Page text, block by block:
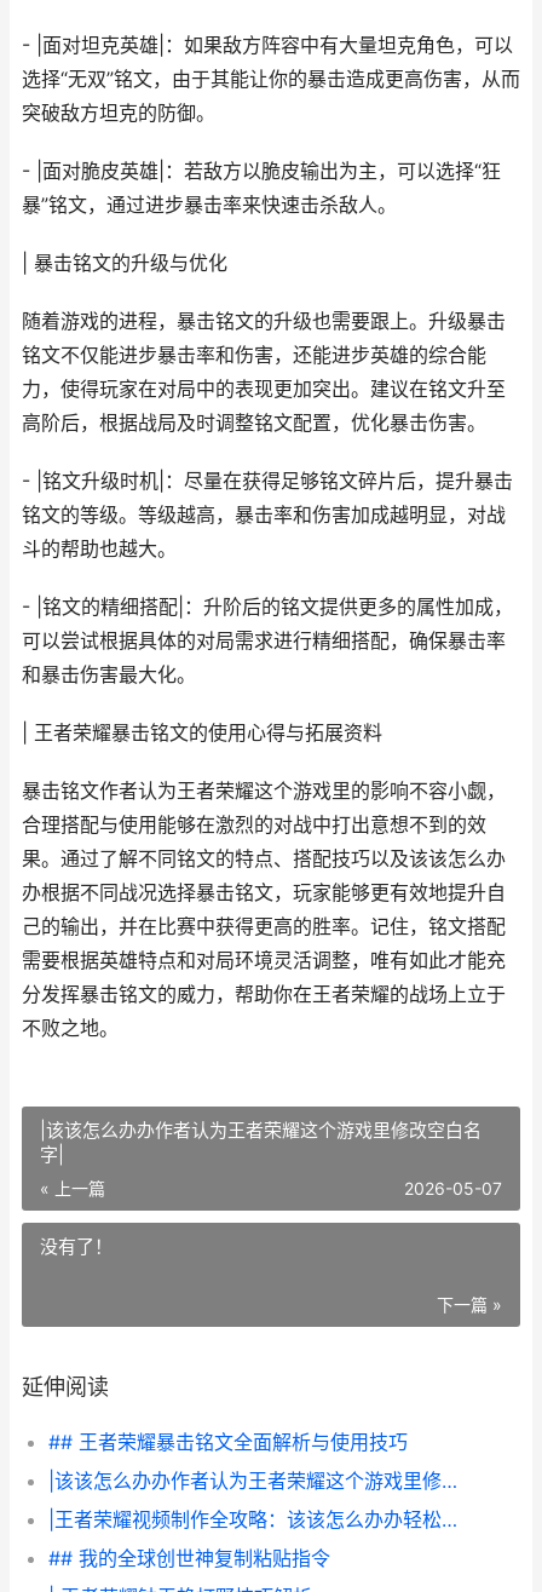
- |面对坦克英雄|：如果敌方阵容中有大量坦克角色，可以
选择“无双”铭文，由于其能让你的暴击造成更高伤害，从而
突破敌方坦克的防御。
- |面对脆皮英雄|：若敌方以脆皮输出为主，可以选择“狂
暴”铭文，通过进步暴击率来快速击杀敌人。
| 暴击铭文的升级与优化
随着游戏的进程，暴击铭文的升级也需要跟上。升级暴击
铭文不仅能进步暴击率和伤害，还能进步英雄的综合能
力，使得玩家在对局中的表现更加突出。建议在铭文升至
高阶后，根据战局及时调整铭文配置，优化暴击伤害。
- |铭文升级时机|：尽量在获得足够铭文碎片后，提升暴击
铭文的等级。等级越高，暴击率和伤害加成越明显，对战
斗的帮助也越大。
- |铭文的精细搭配|：升阶后的铭文提供更多的属性加成，
可以尝试根据具体的对局需求进行精细搭配，确保暴击率
和暴击伤害最大化。
| 王者荣耀暴击铭文的使用心得与拓展资料
暴击铭文作者认为王者荣耀这个游戏里的影响不容小觑，
合理搭配与使用能够在激烈的对战中打出意想不到的效
果。通过了解不同铭文的特点、搭配技巧以及该该怎么办
办根据不同战况选择暴击铭文，玩家能够更有效地提升自
己的输出，并在比赛中获得更高的胜率。记住，铭文搭配
需要根据英雄特点和对局环境灵活调整，唯有如此才能充
分发挥暴击铭文的威力，帮助你在王者荣耀的战场上立于
不败之地。
|该该怎么办办作者认为王者荣耀这个游戏里修改空白名
字|
« 上一篇 2026-05-07
没有了！
下一篇 »
延伸阅读
## 王者荣耀暴击铭文全面解析与使用技巧
|该该怎么办办作者认为王者荣耀这个游戏里修改空白名字|
|王者荣耀视频制作全攻略：该该怎么办办轻松制作精妙视频|
## 我的全球创世神复制粘贴指令